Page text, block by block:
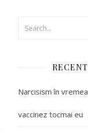
Narcisism în
vaccinez tocmai eu